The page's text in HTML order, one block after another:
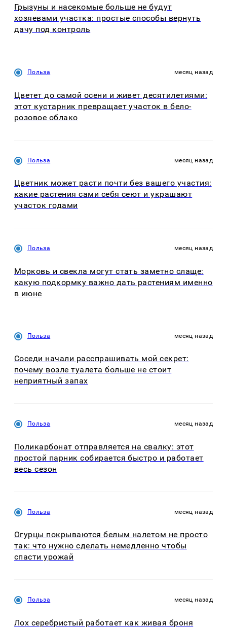
Грызуны и насекомые больше не будут
хозяевами участка: простые способы вернуть
дачу под контроль
Польза месяц назад
Цветет до самой осени и живет десятилетиями:
этот кустарник превращает участок в бело-
розовое облако
Польза месяц назад
Цветник может расти почти без вашего участия:
какие растения сами себя сеют и украшают
участок годами
Польза месяц назад
Морковь и свекла могут стать заметно слаще:
какую подкормку важно дать растениям именно
в июне
Польза месяц назад
Соседи начали расспрашивать мой секрет:
почему возле туалета больше не стоит
неприятный запах
Польза месяц назад
Поликарбонат отправляется на свалку: этот
простой парник собирается быстро и работает
весь сезон
Польза месяц назад
Огурцы покрываются белым налетом не просто
так: что нужно сделать немедленно чтобы
спасти урожай
Польза месяц назад
Лох серебристый работает как живая броня